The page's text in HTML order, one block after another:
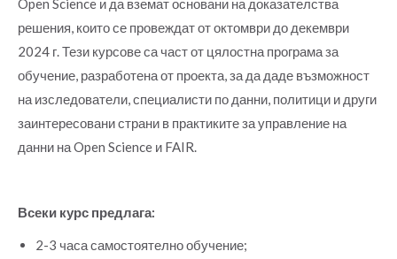
Open Science и да вземат основани на доказателства
решения, които се провеждат от октомври до декември
2024 г. Тези курсове са част от цялостна програма за
обучение, разработена от проекта, за да даде възможност
на изследователи, специалисти по данни, политици и други
заинтересовани страни в практиките за управление на
данни на Open Science и FAIR.
Всеки курс предлага:
2-3 часа самостоятелно обучение;